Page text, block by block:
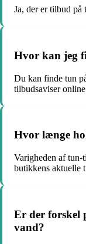
Ja, der er tilbud på
Hvor kan jeg
Du kan finde tun
tilbudsaviser
Hvor længe
Varigheden af tun-
butikkens aktuelle
Er der forskel
vand?